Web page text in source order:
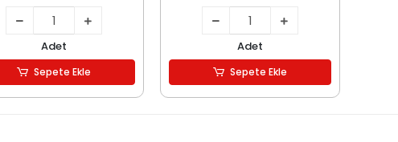
Adet
Sepete Ekle
Adet
Sepete Ekle